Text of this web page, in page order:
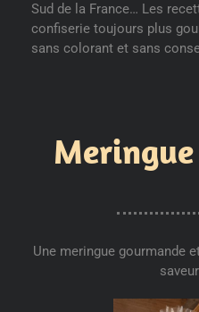
Sud de la France… Les
confiserie toujours plus
sans colorant et sans
Une meringue gourmande